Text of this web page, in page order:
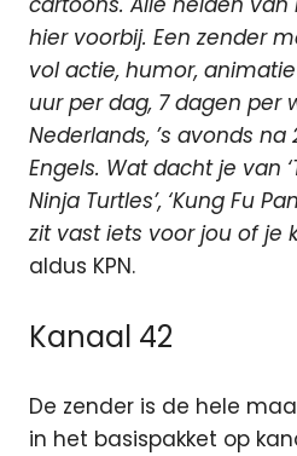
hier voorbij. Een zender
vol actie, humor,
uur per dag, 7 dagen per
Nederlands, ’s avonds na
Engels. Wat dacht je van
Ninja Turtles’, ‘Kung Fu
zit vast iets voor jou of je
aldus KPN.
Kanaal 42
De zender is de hele
in het basispakket op